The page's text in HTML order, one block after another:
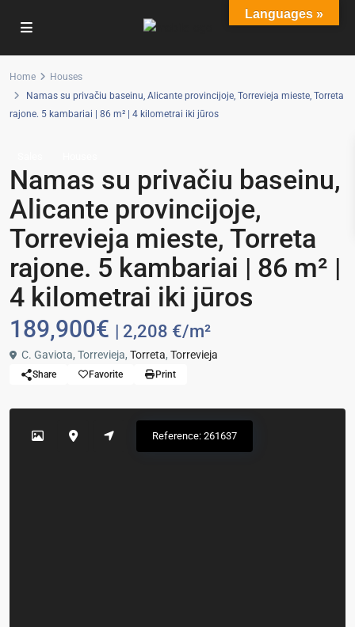
Home
Houses
Namas su privačiu baseinu, Alicante provincijoje, Torrevieja mieste, Torreta
rajone. 5 kambariai | 86 m² | 4 kilometrai iki jūros
Namas su privačiu baseinu,
Alicante provincijoje,
Torrevieja mieste, Torreta
rajone. 5 kambariai | 86 m² |
4 kilometrai iki jūros
189,900€ | 2,208 €/m²
C. Gaviota, Torrevieja, Torreta, Torrevieja
Share Favorite Print
Reference: 261637
Languages »